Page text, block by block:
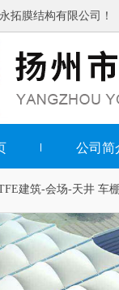
拓膜结构有限公司！
公司简
建筑-会场-天井 车棚